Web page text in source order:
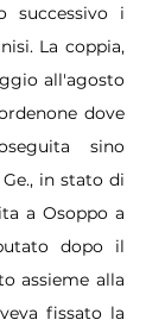
successivo i
La coppia,
all'agosto
dove
sino
in stato di
a Osoppo a
dopo il
assieme alla
fissato la